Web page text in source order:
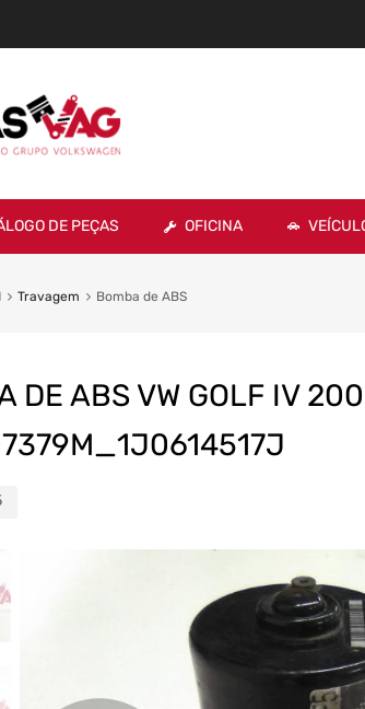
DE PEÇAS OFICINA
Travagem Bomba de ABS
DE ABS VW GOLF IV